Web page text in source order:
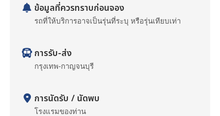
ข้อมูลที่ควรทราบก่อนจอง
รถที่ให้บริการอาจเป็นรุ่นที่ระบุ หรือรุ่นเทียบเท่า
การรับ-ส่ง
กรุงเทพ-กาญจนบุรี
การนัดรับ / นัดพบ
โรงแรมของท่าน